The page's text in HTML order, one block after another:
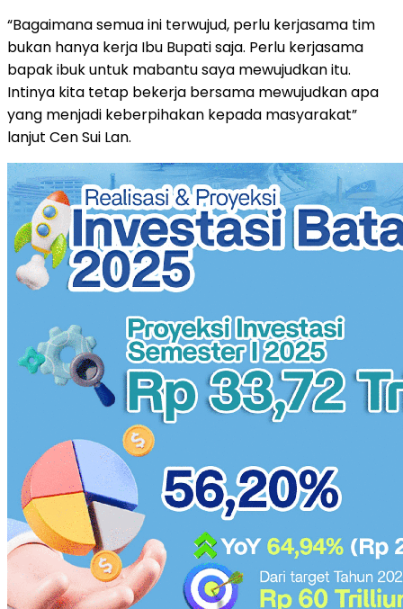
“Bagaimana semua ini terwujud, perlu kerjasama tim
bukan hanya kerja Ibu Bupati saja. Perlu kerjasama
bapak ibuk untuk mabantu saya mewujudkan itu.
Intinya kita tetap bekerja bersama mewujudkan apa
yang menjadi keberpihakan kepada masyarakat”
lanjut Cen Sui Lan.